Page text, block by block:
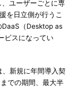
ユーザーごとに専
を日立側が行うこ
DaaS（Desktop as
ビスになってい
新規に年間導入契
での期間、最大半